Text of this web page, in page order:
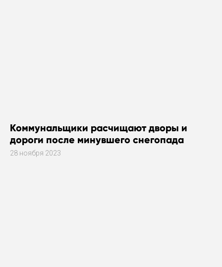
Коммунальщики расчищают дворы и
дороги после минувшего снегопада
28 ноября 2023